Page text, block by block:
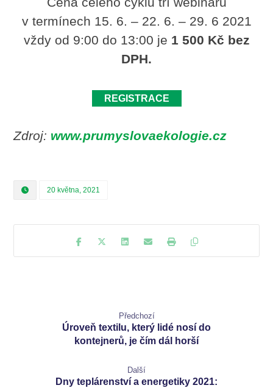
v termínech 15. 6. – 22. 6. – 29. 6 2021
vždy od 9:00 do 13:00 je 1 500 Kč bez
DPH.
REGISTRACE
Zdroj: www.prumyslovaekologie.cz
20 května, 2021
Předchozí
Úroveň textilu, který lidé nosí do
kontejnerů, je čím dál horší
Další
Dny teplárenství a energetiky 2021: